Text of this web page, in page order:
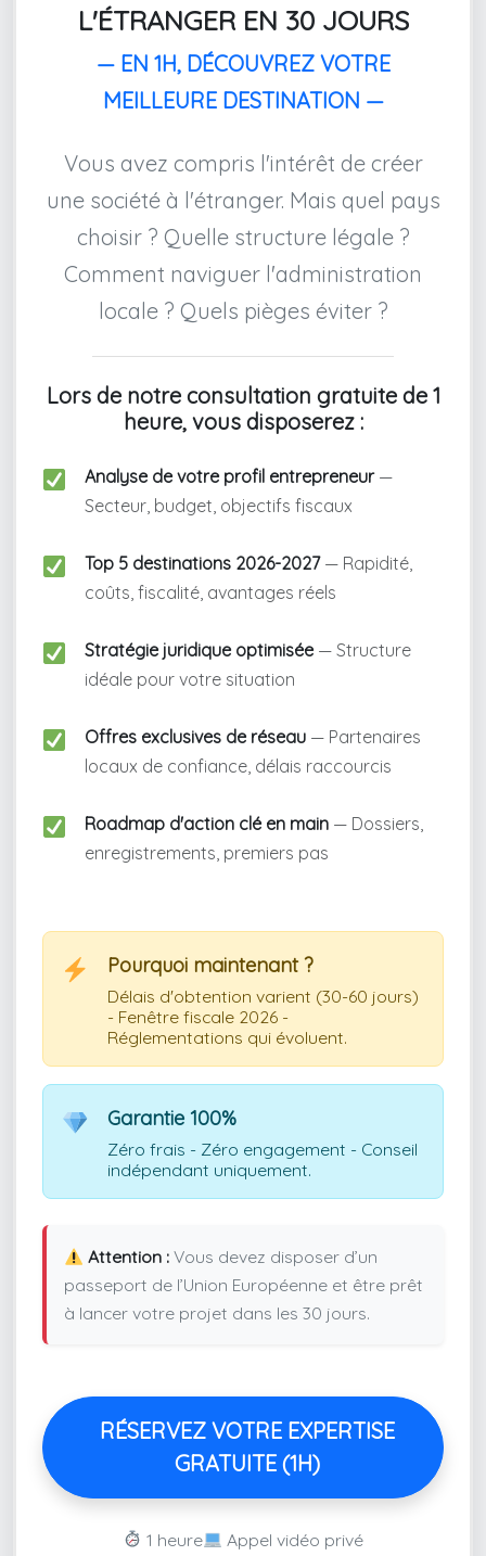
L'ÉTRANGER EN 30 JOURS
— EN 1H, DÉCOUVREZ VOTRE
MEILLEURE DESTINATION —
Vous avez compris l'intérêt de créer
une société à l'étranger. Mais quel pays
choisir ? Quelle structure légale ?
Comment naviguer l'administration
locale ? Quels pièges éviter ?
Lors de notre consultation gratuite de 1
heure, vous disposerez :
Analyse de votre profil entrepreneur —
Secteur, budget, objectifs fiscaux
Top 5 destinations 2026-2027 — Rapidité,
coûts, fiscalité, avantages réels
Stratégie juridique optimisée — Structure
idéale pour votre situation
Offres exclusives de réseau — Partenaires
locaux de confiance, délais raccourcis
Roadmap d'action clé en main — Dossiers,
enregistrements, premiers pas
Pourquoi maintenant ?
Délais d'obtention varient (30-60 jours)
- Fenêtre fiscale 2026 -
Réglementations qui évoluent.
Garantie 100%
Zéro frais - Zéro engagement - Conseil
indépendant uniquement.
Attention :Vous devez disposer d’un
passeport de l’Union Européenne et être prêt
à lancer votre projet dans les 30 jours.
RÉSERVEZ VOTRE EXPERTISE
GRATUITE (1H)
1 heure
Appel vidéo privé